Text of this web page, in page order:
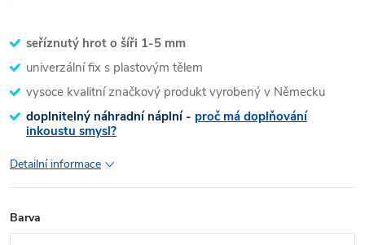
seříznutý hrot o šíři 1-5 mm
univerzální fix s plastovým tělem
vysoce kvalitní značkový produkt vyrobený v Německu
doplnitelný náhradní náplní - proč má doplňování
inkoustu smysl?
Detailní informace
Barva